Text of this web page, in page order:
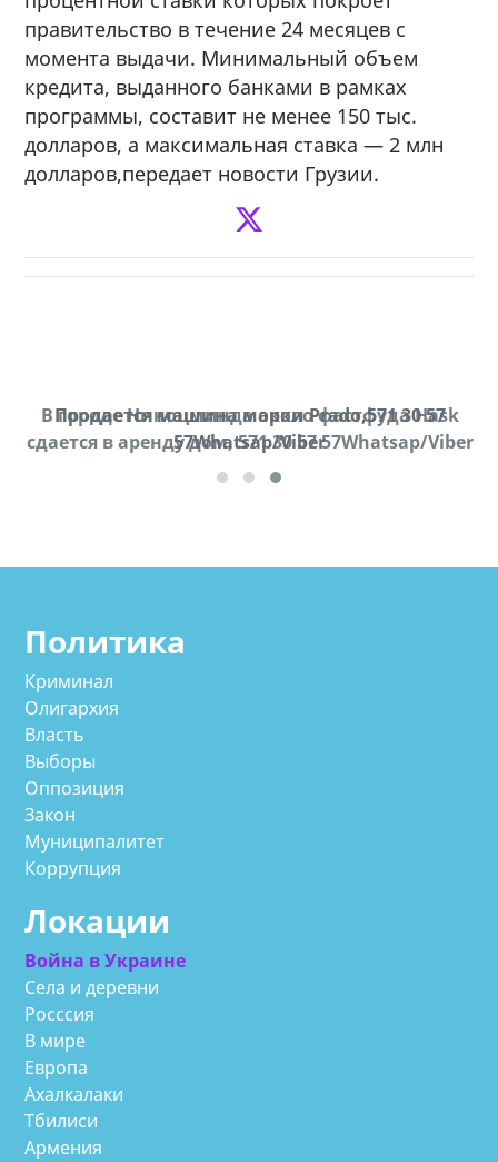
правительство в течение 24 месяцев с
момента выдачи. Минимальный объем
кредита, выданного банками в рамках
программы, составит не менее 150 тыс.
долларов, а максимальная ставка — 2 млн
долларов,передает новости Грузии.
В городе Ниноцминда около фастфуда Hask
cдается в аренду дом, 571 30 57 57Whatsap/Viber
Продается машина марки Prado,571 30 57
57Whatsap/Viber
Политика
Криминал
Олигархия
Власть
Выборы
Оппозиция
Закон
Муниципалитет
Коррупция
Локации
Война в Украине
Села и деревни
Росссия
В мире
Европа
Ахалкалаки
Тбилиси
Армения